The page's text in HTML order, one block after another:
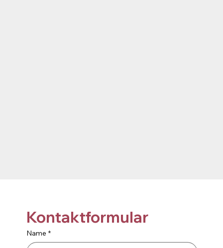
Kontaktformular
Name *